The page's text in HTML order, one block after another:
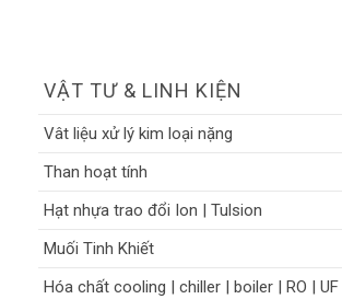
VẬT TƯ & LINH KIỆN
Vât liệu xử lý kim loại nặng
Than hoạt tính
Hạt nhựa trao đổi Ion | Tulsion
Muối Tinh Khiết
Hóa chất cooling | chiller | boiler | RO | UF